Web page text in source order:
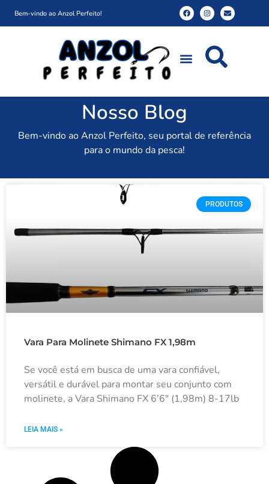
Bem-vindo ao Anzol Perfeito!
Nosso Blog
Bem-vindo ao Anzol Perfeito, seu portal de referência
para o mundo da pesca!
PRODUTOS
Vara Para Molinete Shimano FX 1,98m
Se você está em busca de uma vara confiável,
versátil e durável para montar seu conjunto com
molinete, a Vara Shimano FX 6’6″ (1,98m) 8-17lb
LEIA MAIS »